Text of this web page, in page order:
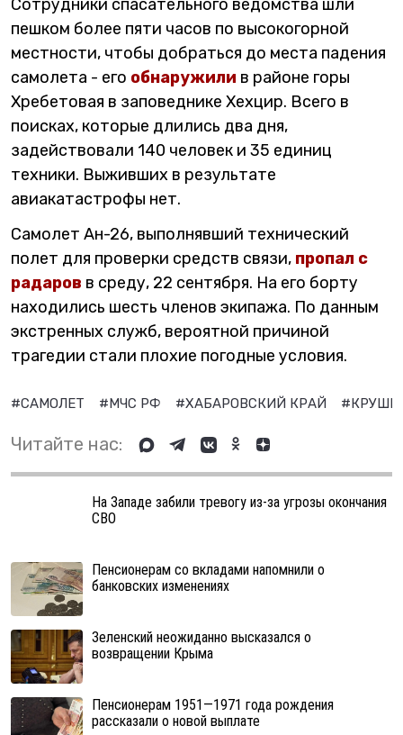
Сотрудники спасательного ведомства шли
пешком более пяти часов по высокогорной
местности, чтобы добраться до места падения
самолета - его обнаружили в районе горы
Хребетовая в заповеднике Хехцир. Всего в
поисках, которые длились два дня,
задействовали 140 человек и 35 единиц
техники. Выживших в результате
авиакатастрофы нет.
Самолет Ан-26, выполнявший технический
полет для проверки средств связи, пропал с
радаров в среду, 22 сентября. На его борту
находились шесть членов экипажа. По данным
экстренных служб, вероятной причиной
трагедии стали плохие погодные условия.
#САМОЛЕТ #МЧС РФ #ХАБАРОВСКИЙ КРАЙ
Читайте нас:
На Западе забили тревогу из-за угрозы окончания
СВО
Пенсионерам со вкладами напомнили о
банковских изменениях
Зеленский неожиданно высказался о
возвращении Крыма
Пенсионерам 1951—1971 года рождения
рассказали о новой выплате